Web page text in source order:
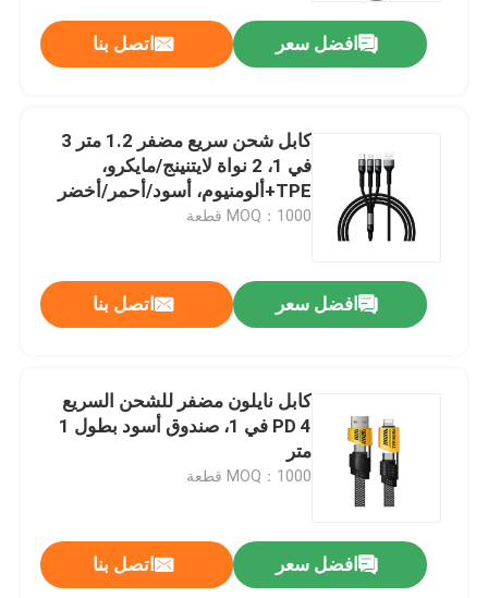
جولة في المصنع
افضل سعر اتصل بنا
كابل شحن سريع مضفر 1.2 متر 3
في 1، 2 نواة لايتنينج/مايكرو،
TPE+ألومنيوم، أسود/أحمر/أخضر
MOQ：1000 قطعة
افضل سعر اتصل بنا
كابل نايلون مضفر للشحن السريع
PD 4 في 1، صندوق أسود بطول 1
متر
MOQ：1000 قطعة
افضل سعر اتصل بنا